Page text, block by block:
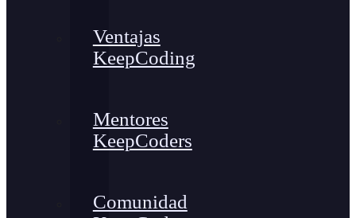
Ventajas
KeepCoding
Mentores
KeepCoders
Comunidad